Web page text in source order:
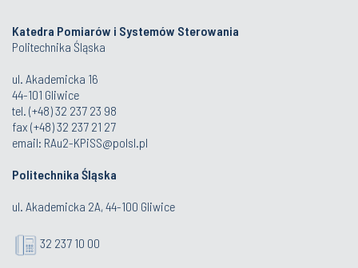
Katedra Pomiarów i Systemów Sterowania
Politechnika Śląska
ul. Akademicka 16
44-101 Gliwice
tel. (+48) 32 237 23 98
fax (+48) 32 237 21 27
email: RAu2-KPiSS@polsl.pl
Politechnika Śląska
ul. Akademicka 2A, 44-100 Gliwice
32 237 10 00